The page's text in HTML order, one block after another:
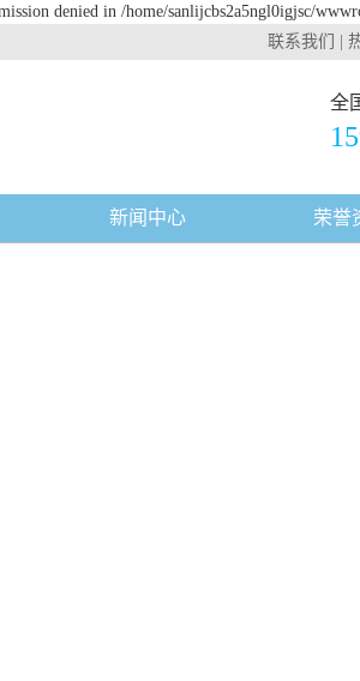
denied in /home/sanlijcbs2a5ngl0igjsc/
联系我们
全
新闻中心 荣誉